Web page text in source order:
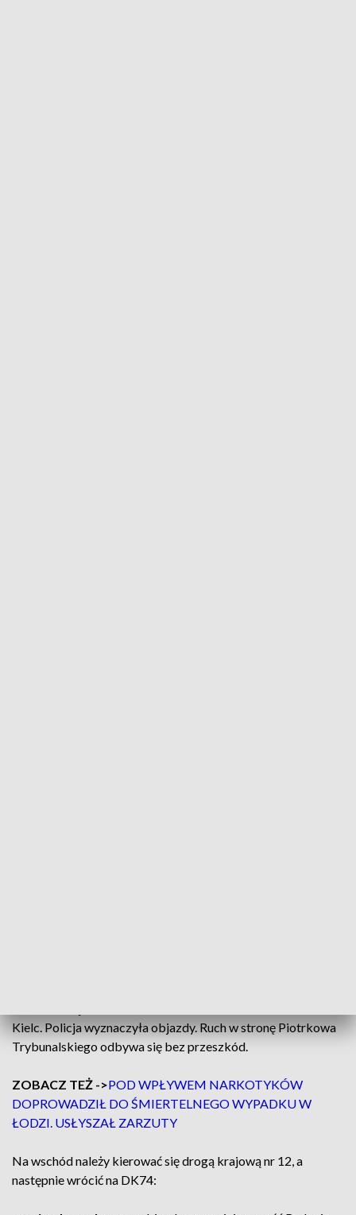
Kielc. Policja wyznaczyła objazdy. Ruch w stronę Piotrkowa
Trybunalskiego odbywa się bez przeszkód.
ZOBACZ TEŻ ->POD WPŁYWEM NARKOTYKÓW
DOPROWADZIŁ DO ŚMIERTELNEGO WYPADKU W
ŁODZI. USŁYSZAŁ ZARZUTY
Na wschód należy kierować się drogą krajową nr 12, a
następnie wrócić na DK74: